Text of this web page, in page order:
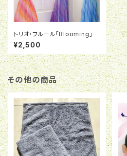
トリオ・フルール「Blooming」
¥2,500
その他の商品